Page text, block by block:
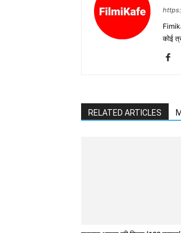
कोई
RELATED ARTICLES